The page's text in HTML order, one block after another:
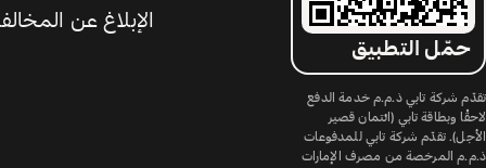
حمّل التطبيق
تقدّم شركة تابي ذ.م.م خدمة الدفع
لاحقًا وبطاقة تابي (ائتمان قصير
الأجل). تقدّم شركة تابي للمدفوعات
ذ.م.م المرخصة من مصرف الإمارات
الإبلاغ عن